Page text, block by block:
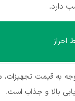
دارد.
احراز
به قیمت
بالا و جذاب است.